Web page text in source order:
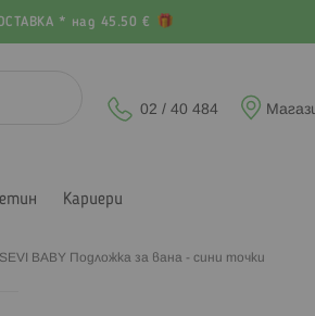
* над 45.50 €
02 / 40 484
Кариери
SEVI BABY Подложка за вана - сини точки